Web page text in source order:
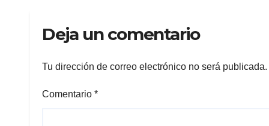
Deja un comentario
Tu dirección de correo electrónico no será publicada.
Comentario *